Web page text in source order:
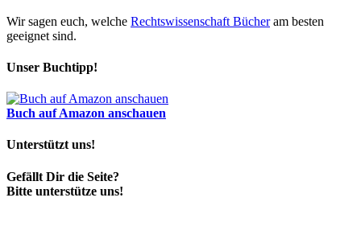
Wir sagen euch, welche Rechtswissenschaft Bücheram besten
geeignet sind.
Unser Buchtipp!
Buch auf Amazon anschauen
Unterstützt uns!
Gefällt Dir die Seite?
Bitte unterstütze uns!